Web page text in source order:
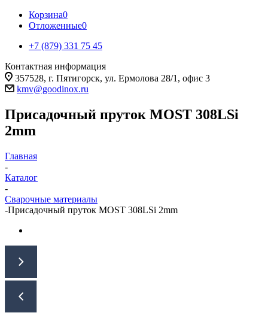
Корзина0
Отложенные0
+7 (879) 331 75 45
Контактная информация
357528, г. Пятигорск, ул. Ермолова 28/1, офис 3
kmv@goodinox.ru
Присадочный пруток MOST 308LSi
2mm
Главная
-
Каталог
-
Сварочные материалы
-Присадочный пруток MOST 308LSi 2mm